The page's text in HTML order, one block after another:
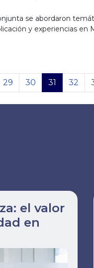
se abordaron
y experiencias
29 30 31 32
el valor
en